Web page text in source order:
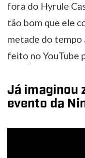
fora do Hyrule
tão bom que ele
metade do tempo
feito no YouTube
Já imaginou
evento da